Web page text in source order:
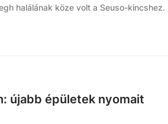
halálának köze volt a Seuso-kincshez.
újabb épületek nyomait